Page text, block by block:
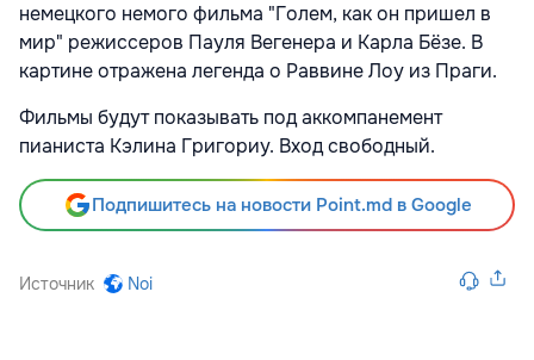
немецкого немого фильма "Голем, как он пришел в
мир" режиссеров Пауля Вегенера и Карла Бёзе. В
картине отражена легенда о Раввине Лоу из Праги.
Фильмы будут показывать под аккомпанемент
пианиста Кэлина Григориу. Вход свободный.
Подпишитесь на новости Point.md в Google
Источник Noi